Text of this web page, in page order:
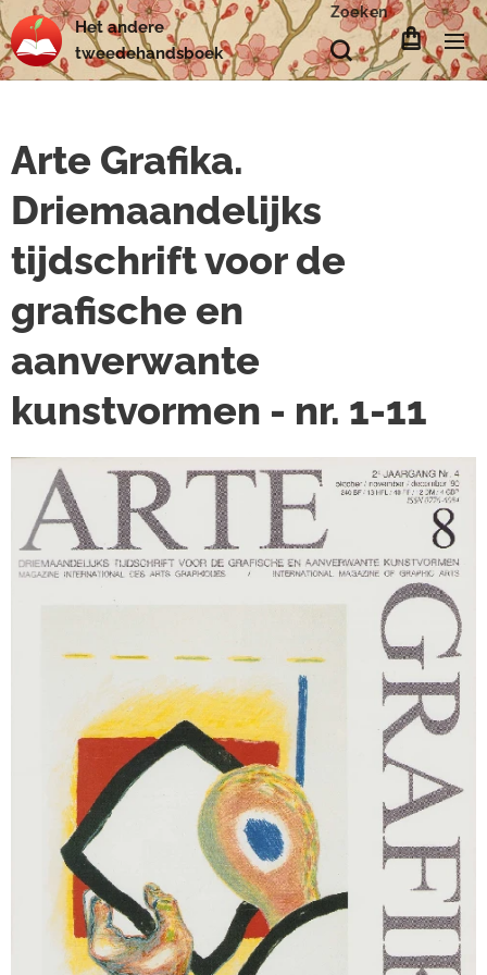
Hetandere
tweedehandsboek
Zoeken
Arte Grafika.
Driemaandelijks
tijdschrift voor de
grafische en
aanverwante
kunstvormen - nr. 1-11